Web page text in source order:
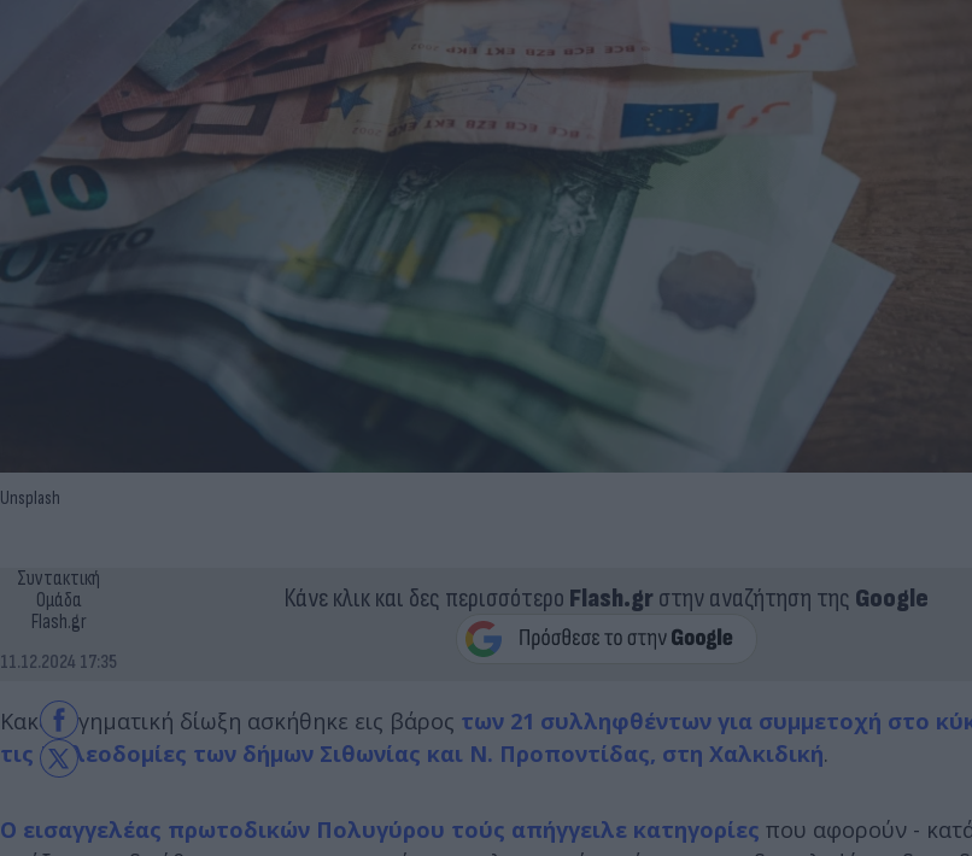
Unsplash
Συντακτική
Ομάδα
Flash.gr
11.12.2024 17:35
Κάνε κλικ και δες περισσότερο Flash.grστην αναζήτηση της Google
Κακουργηματική δίωξη ασκήθηκε εις βάρος των 21 συλληφθέντων για συμμετοχή στο
τις Πολεοδομίες των δήμων Σιθωνίας και Ν. Προποντίδας, στη Χαλκιδική.
Ο εισαγγελέας πρωτοδικών Πολυγύρου τούς απήγγειλε κατηγορίες που αφορούν -